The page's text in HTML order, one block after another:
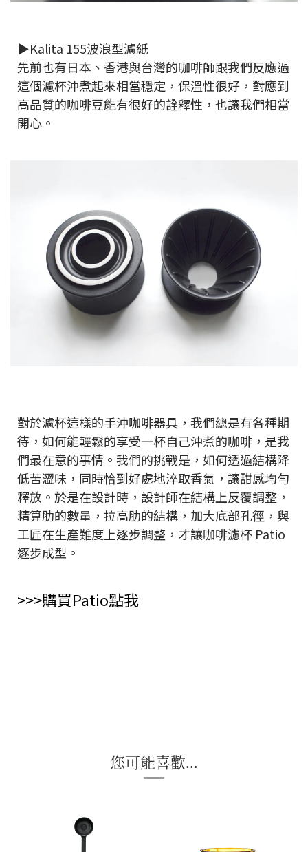
▶Kalita 155波浪型濾紙
先前也有日本、香港與台灣的咖啡師跟我們反應過
這個濾杯沖煮起來相當穩定，保溫性很好，對應到
高品質的咖啡豆能有很好的詮釋性，也讓我們相當
開心。
對於濾杯這樣的手沖咖啡器具，我們總是有各種期
待，如何能輕鬆的享受一杯自己沖煮的咖啡，是我
們最在意的事情。我們的挑戰是，如何透過結構降
低苦澀味，同時恰到好處地淬取香氣，讓甜感均勻
釋放。於是在設計時，設計師在結構上反覆調整，
精算肋的數量，拉高肋的結構，加大底部孔徑，與
工匠在生產難度上逐步調整，才讓咖啡濾杯 Patio
逐步成型。
>>>購買Patio點我
您可能喜歡...